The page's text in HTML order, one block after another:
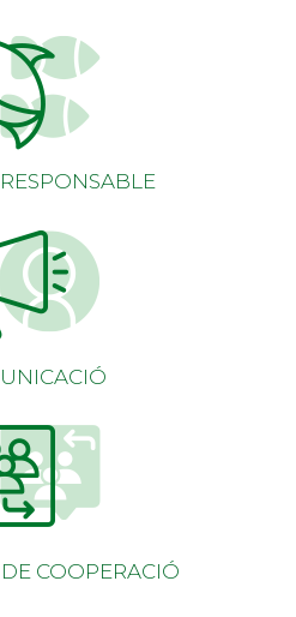
COOPERACIÓ